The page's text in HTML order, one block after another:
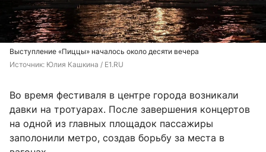
Выступление «Пиццы» началось около десяти вечера
Источник: Юлия Кашкина / E1.RU
Во время фестиваля в центре города возникали
давки на тротуарах. После завершения концертов
на одной из главных площадок пассажиры
заполонили метро, создав борьбу за места в